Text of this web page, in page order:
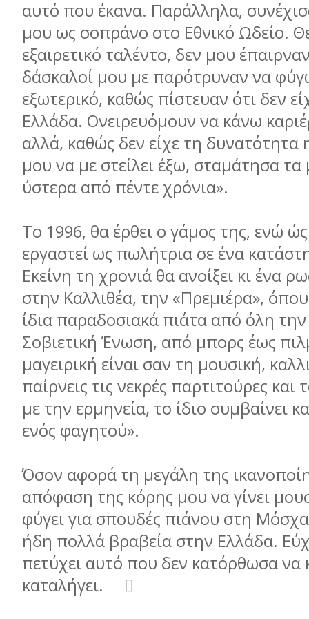
αυτό που έκανα. Παράλληλα,
µου ως σοπράνο στο Εθνικό Ωδείο.
εξαιρετικό ταλέντο, δεν µου
δάσκαλοί µου µε παρότρυναν να
εξωτερικό, καθώς πίστευαν ότι δεν
Ελλάδα. Ονειρευόµουν να κάνω
αλλά, καθώς δεν είχε τη δυνατότητα
µου να µε στείλει έξω, σταµάτησα
ύστερα από πέντε χρόνια».
Το 1996, θα έρθει ο γάµος της, ενώ
εργαστεί ως πωλήτρια σε ένα
Εκείνη τη χρονιά θα ανοίξει κι ένα
στην Καλλιθέα, την «Πρεµιέρα»,
ίδια παραδοσιακά πιάτα από όλη
Σοβιετική Ένωση, από µπορς έως
µαγειρική είναι σαν τη µουσική,
παίρνεις τις νεκρές παρτιτούρες και
µε την ερµηνεία, το ίδιο συµβαίνει
ενός φαγητού».
Όσον αφορά τη µεγάλη της
απόφαση της κόρης µου να γίνει
φύγει για σπουδές πιάνου στη
ήδη πολλά βραβεία στην Ελλάδα.
πετύχει αυτό που δεν κατόρθωσα να
καταλήγει. 